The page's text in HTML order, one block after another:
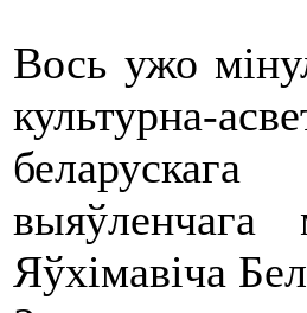
Вось ужо
культурна-
Яўхімавіча